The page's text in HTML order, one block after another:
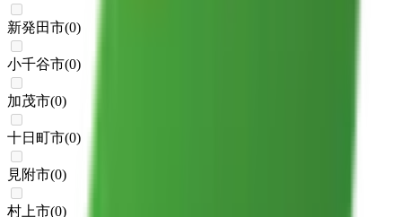
新発田市(0)
小千谷市(0)
加茂市(0)
十日町市(0)
見附市(0)
村上市(0)